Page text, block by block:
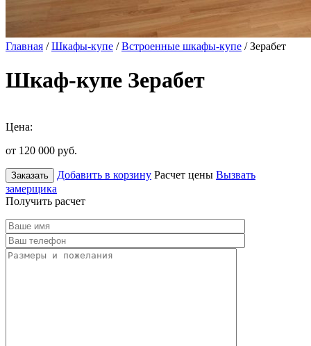
Главная /Шкафы-купе /Встроенные шкафы-купе / Зерабет
Шкаф-купе Зерабет
Цена:
от 120 000 руб.
Заказать Добавить в корзину Расчет цены Вызвать
замерщика
Получить расчет